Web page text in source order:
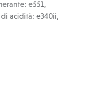
e551,
acidità: e340ii,